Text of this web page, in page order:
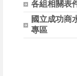
各組相關表
國立成功商
專區